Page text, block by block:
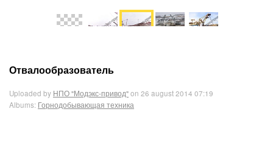
Отвалообразователь
Uploaded by НПО "Модэкс-привод"on 26 august 2014 07:19
Albums: Горнодобывающая техника